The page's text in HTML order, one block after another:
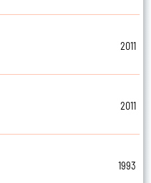
2011
2011
1993